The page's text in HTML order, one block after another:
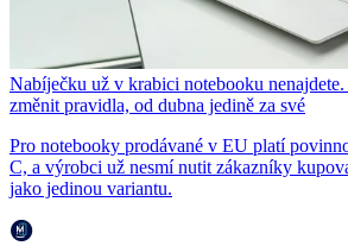
Nabíječku už v krabici notebooku
změnit pravidla, od dubna jedině za své
Pro notebooky prodávané v EU platí
C, a výrobci už nesmí nutit zákazníky
jako jedinou variantu.